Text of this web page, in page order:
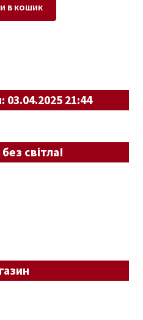
в кошик
03.04.2025 21:44
світла!